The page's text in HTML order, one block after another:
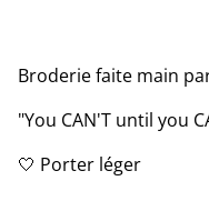
Broderie faite main
"You CAN'T until you
🤍 Porter léger